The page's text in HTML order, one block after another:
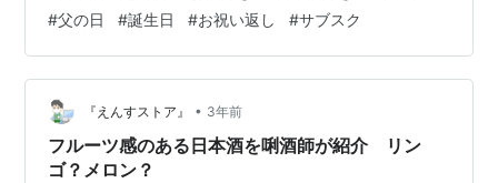
たしがふと考えたことが、毎月お仕事を頑張るわたしの
心身を喜ばせるものと、友達や家族に知識をひけらかす
方法、そして大切な人に喜ばれるギフトを選ぶなら、何
が最も候補に挙がっているだろうか？ということです
ね。 それは、お酒です。 酒好きは毎日美味しいお酒を飲
みたいし、家族や友達にもプレゼントしたい…
#父の日 #誕生日 #お祝い返し #サブスク
『えんすストア』 • 3年前
フルーツ感のある日本酒を唎酒師が紹介 リン
ゴ？メロン？